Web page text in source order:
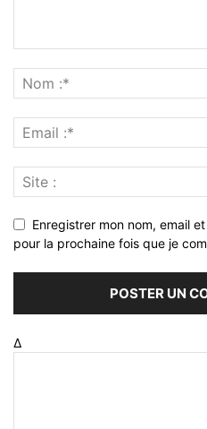
Enregistrer mon nom, email
pour la prochaine fois que je
Δ